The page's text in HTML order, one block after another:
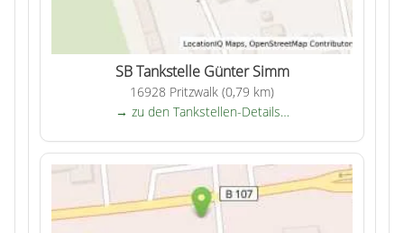
SB Tankstelle Günter Simm
16928 Pritzwalk (0,79 km)
→ zu den Tankstellen-Details…